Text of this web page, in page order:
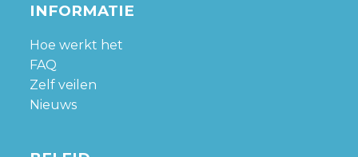
INFORMATIE
Hoe werkt het
FAQ
Zelf veilen
Nieuws